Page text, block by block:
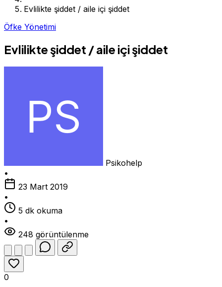
Evlilikte şiddet / aile içi şiddet
Öfke Yönetimi
Evlilikte şiddet / aile içi şiddet
Psikohelp
•
23 Mart 2019
•
5 dk okuma
•
248 görüntülenme
0